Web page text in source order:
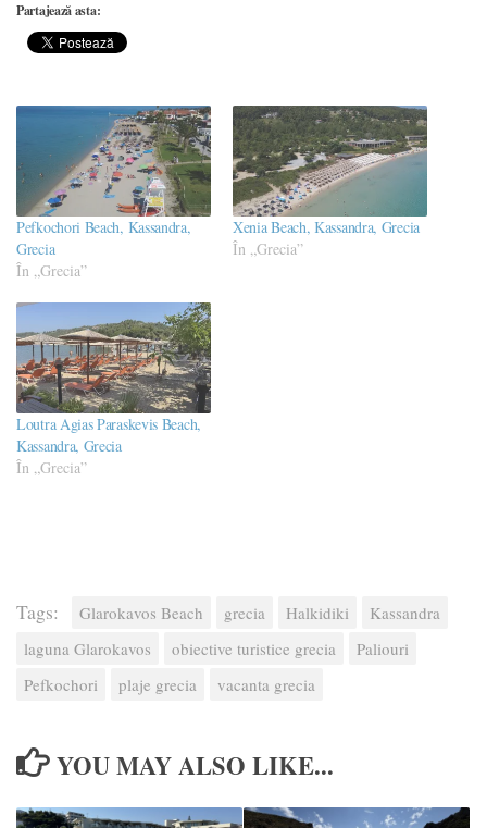
Partajează asta:
Pefkochori Beach, Kassandra,
Grecia
În „Grecia”
Xenia Beach, Kassandra, Grecia
În „Grecia”
Loutra Agias Paraskevis Beach,
Kassandra, Grecia
În „Grecia”
Tags: Glarokavos Beach grecia Halkidiki
Kassandra
laguna Glarokavos
obiective turistice grecia
Paliouri
Pefkochori
plaje grecia vacanta grecia
YOU MAY ALSO LIKE...